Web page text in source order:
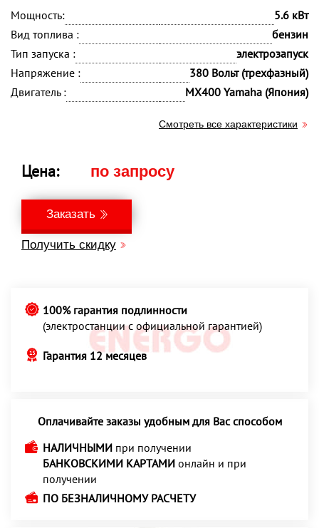
Мощность:
5.6 кВт
Вид топлива :
бензин
Тип запуска :
электрозапуск
Напряжение :
380 Вольт (трехфазный)
Двигатель :
MX400 Yamaha (Япония)
Смотреть все характеристики
Цена: по запросу
Заказать
Получить скидку
100% гарантия подлинности
(электростанции с официальной гарантией)
Гарантия 12 месяцев
Оплачивайте заказы удобным для Вас способом
НАЛИЧНЫМИ при получении
БАНКОВСКИМИ КАРТАМИ онлайн и при
получении
ПО БЕЗНАЛИЧНОМУ РАСЧЕТУ